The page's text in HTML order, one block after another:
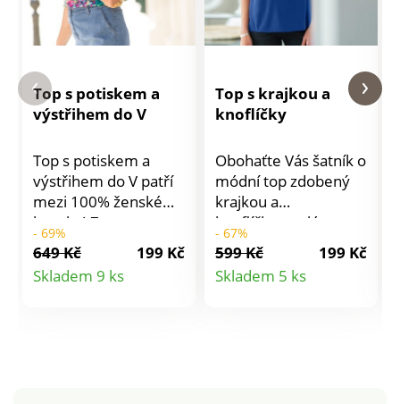
Top s potiskem a
výstřihem do V
Top s potiskem a
výstřihem do V patří
mezi 100% ženské
kousky! Ze
vzdušného materiálu.
Širší padnoucí střih.
Lehce zakulacený
- 69%
649 Kč
199 Kč
Skladem 9 ks
Detail
Top s krajkou a
knoflíčky
Obohaťte Vás šatník o
módní top zdobený
krajkou a
knoflíčkovou légou.
Ze vzdušného úpletu.
Vpředu široký výstřih
do "V" s černou
- 67%
599 Kč
199 Kč
Skladem 5 ks
Detail